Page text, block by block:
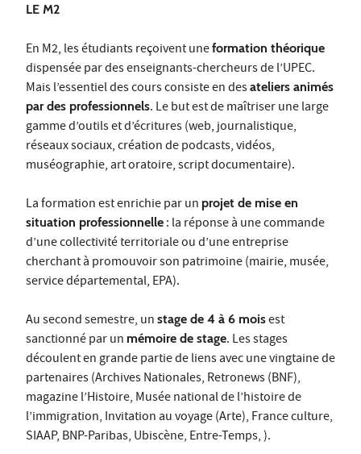
LE M2
En M2, les étudiants reçoivent uneformation théorique
dispensée par des enseignants-chercheurs de l’UPEC.
Mais l’essentiel des cours consiste en desateliers animés
par des professionnels. Le but est de maîtriser une large
gamme d’outils et d’écritures (web, journalistique,
réseaux sociaux, création de podcasts, vidéos,
muséographie, art oratoire, script documentaire).
La formation est enrichie par un projet de mise en
situation professionnelle : la réponse à une commande
d’une collectivité territoriale ou d’une entreprise
cherchant à promouvoir son patrimoine (mairie, musée,
service départemental, EPA).
Au second semestre, un stage de 4 à 6 moisest
sanctionné par un mémoire de stage. Les stages
découlent en grande partie de liens avec une vingtaine de
partenaires (Archives Nationales, Retronews (BNF),
magazine l’Histoire, Musée national de l’histoire de
l’immigration, Invitation au voyage (Arte), France culture,
SIAAP, BNP-Paribas, Ubiscène, Entre-Temps, ).